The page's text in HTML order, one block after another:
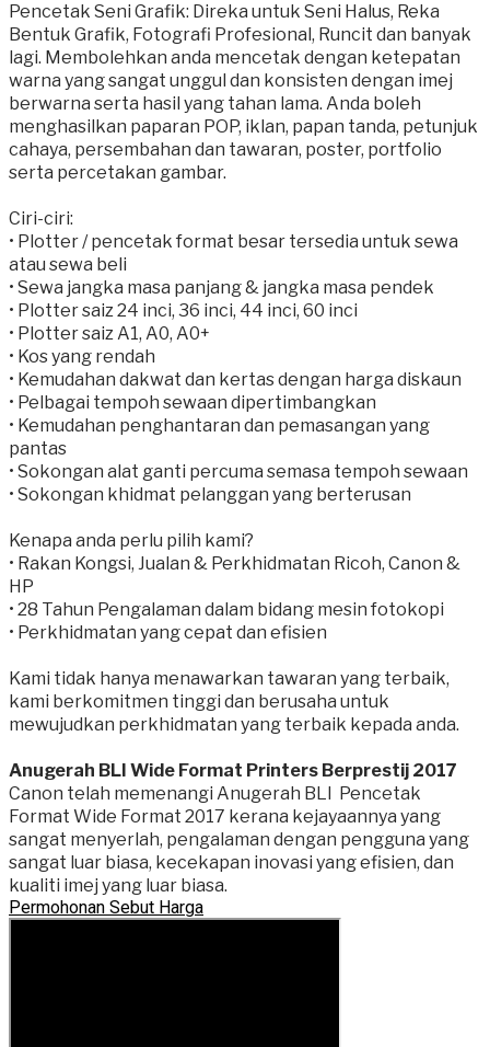
Pencetak Seni Grafik: Direka untuk Seni Halus, Reka
Bentuk Grafik, Fotografi Profesional, Runcit dan banyak
lagi. Membolehkan anda mencetak dengan ketepatan
warna yang sangat unggul dan konsisten dengan imej
berwarna serta hasil yang tahan lama. Anda boleh
menghasilkan paparan POP, iklan, papan tanda, petunjuk
cahaya, persembahan dan tawaran, poster, portfolio
serta percetakan gambar.
Ciri-ciri:
• Plotter / pencetak format besar tersedia untuk sewa
atau sewa beli
• Sewa jangka masa panjang & jangka masa pendek
• Plotter saiz 24 inci, 36 inci, 44 inci, 60 inci
• Plotter saiz A1, A0, A0+
• Kos yang rendah
• Kemudahan dakwat dan kertas dengan harga diskaun
• Pelbagai tempoh sewaan dipertimbangkan
• Kemudahan penghantaran dan pemasangan yang
pantas
• Sokongan alat ganti percuma semasa tempoh sewaan
• Sokongan khidmat pelanggan yang berterusan
Kenapa anda perlu pilih kami?
• Rakan Kongsi, Jualan & Perkhidmatan Ricoh, Canon &
HP
• 28 Tahun Pengalaman dalam bidang mesin fotokopi
• Perkhidmatan yang cepat dan efisien
Kami tidak hanya menawarkan tawaran yang terbaik,
kami berkomitmen tinggi dan berusaha untuk
mewujudkan perkhidmatan yang terbaik kepada anda.
Anugerah BLI Wide Format Printers Berprestij 2017
Canon telah memenangi Anugerah BLI Pencetak
Format Wide Format 2017 kerana kejayaannya yang
sangat menyerlah, pengalaman dengan pengguna yang
sangat luar biasa, kecekapan inovasi yang efisien, dan
kualiti imej yang luar biasa.
Permohonan Sebut Harga